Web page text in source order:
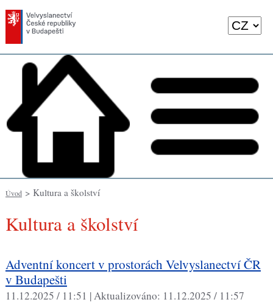
Úvod> Kultura a školství
Kultura a školství
Adventní koncert v prostorách Velvyslanectví ČR
v Budapešti
11.12.2025 / 11:51 |Aktualizováno: 11.12.2025 / 11:57